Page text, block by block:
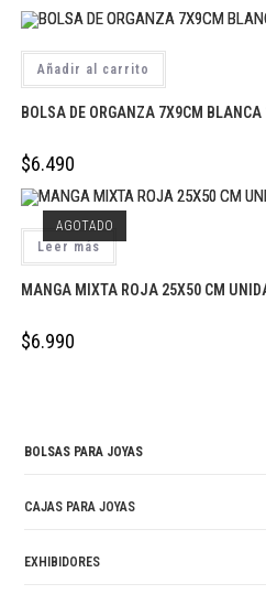
Añadir al carrito
BOLSA DE ORGANZA 7X9CM
$6.490
AGOTADO
Leer más
MANGA MIXTA ROJA 25X50 CM
$6.990
BOLSAS PARA JOYAS
CAJAS PARA JOYAS
EXHIBIDORES